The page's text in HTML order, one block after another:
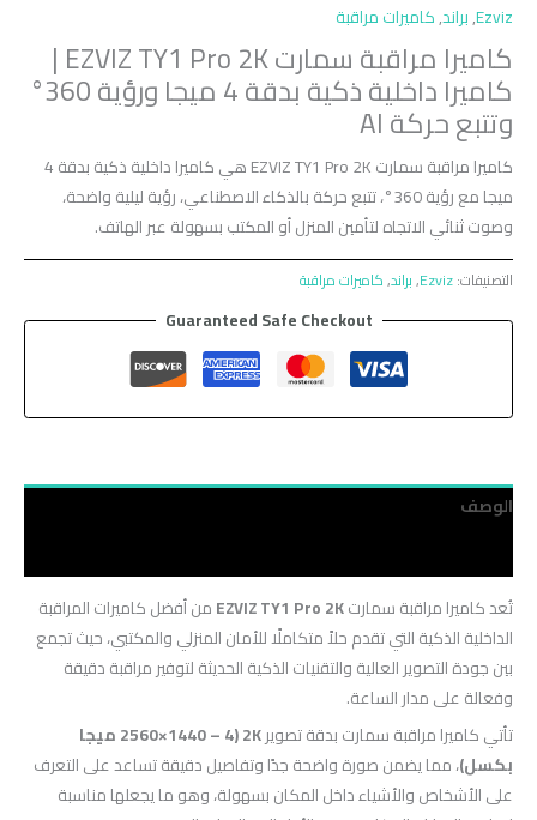
Ezviz
,براند,كاميرات مراقبة
كاميرا مراقبة سمارت EZVIZ TY1 Pro 2K |
كاميرا داخلية ذكية بدقة 4 ميجا ورؤية 360°
وتتبع حركة AI
كاميرا مراقبة سمارت EZVIZ TY1 Pro 2K هي كاميرا داخلية ذكية بدقة 4
ميجا مع رؤية 360°، تتبع حركة بالذكاء الاصطناعي، رؤية ليلية واضحة،
وصوت ثنائي الاتجاه لتأمين المنزل أو المكتب بسهولة عبر الهاتف.
التصنيفات:Ezviz
,براند,كاميرات مراقبة
Guaranteed Safe Checkout
الوصف
تُعد كاميرا مراقبة سمارتEZVIZ TY1 Pro 2Kمن أفضل كاميرات المراقبة
الداخلية الذكية التي تقدم حلاً متكاملًا للأمان المنزلي والمكتبي، حيث تجمع
بين جودة التصوير العالية والتقنيات الذكية الحديثة لتوفير مراقبة دقيقة
وفعالة على مدار الساعة.
تأتي كاميرا مراقبة سمارت بدقة تصوير
2K (2560×1440 – 4 ميجا
بكسل)، مما يضمن صورة واضحة جدًا وتفاصيل دقيقة تساعد على التعرف
على الأشخاص والأشياء داخل المكان بسهولة، وهو ما يجعلها مناسبة